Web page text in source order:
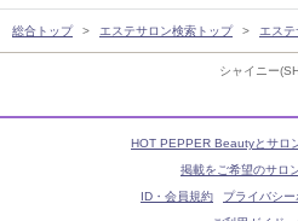
シャイニー
総合トップ エステサロン検索トップ エス
HOT PEPPER Beautyとサロ
掲載をご希望のサロ
ID・会員規約
プライバシー